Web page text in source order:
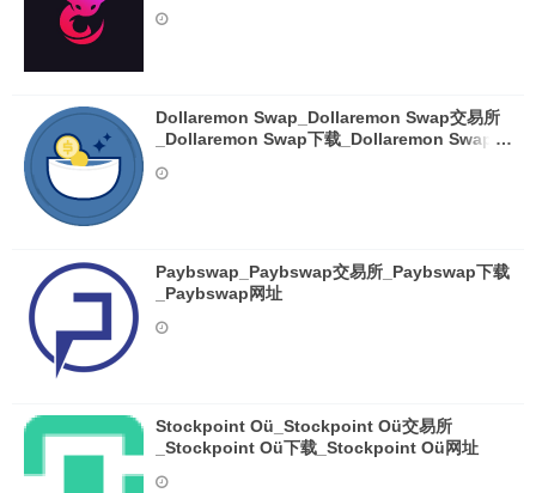
Dollaremon Swap_Dollaremon Swap交易所
_Dollaremon Swap下载_Dollaremon Swap网
Paybswap_Paybswap交易所_Paybswap下载
_Paybswap网址
Stockpoint Oü_Stockpoint Oü交易所
_Stockpoint Oü下载_Stockpoint Oü网址